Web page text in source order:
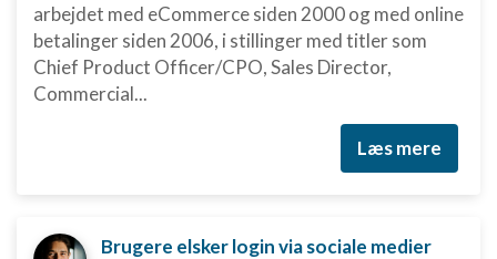
arbejdet med eCommerce siden 2000 og med online
betalinger siden 2006, i stillinger med titler som
Chief Product Officer/CPO, Sales Director,
Commercial...
Læs mere
Brugere elsker login via sociale medier